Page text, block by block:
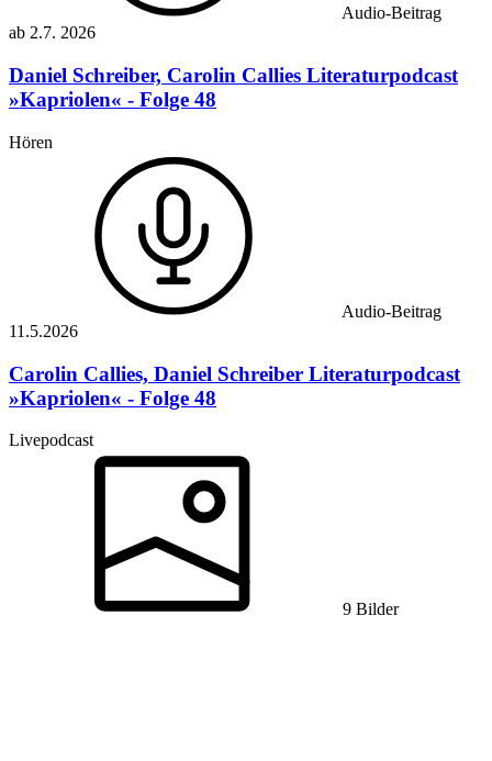
Audio-Beitrag
ab 2.7. 2026
Daniel Schreiber, Carolin Callies Literaturpodcast
»Kapriolen« - Folge 48
Hören
Audio-Beitrag
11.5.2026
Carolin Callies, Daniel Schreiber Literaturpodcast
»Kapriolen« - Folge 48
Livepodcast
9 Bilder